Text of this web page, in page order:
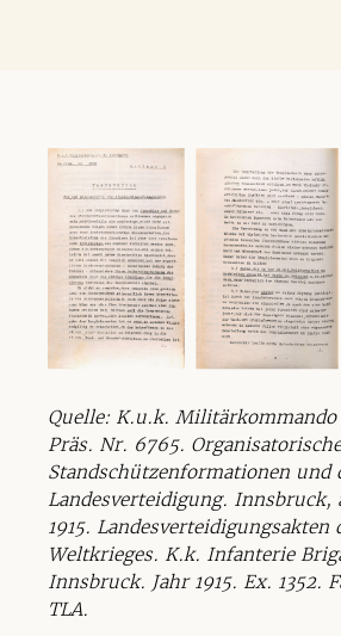
Quelle: K.u.k.
Präs. Nr. 6765.
Standschützenformationen
Landesverteidigung. Innsbruck,
1915. Landesverteidigungsakten
Weltkrieges. K.k. Infanterie
Innsbruck. Jahr 1915. Ex. 1352.
TLA.